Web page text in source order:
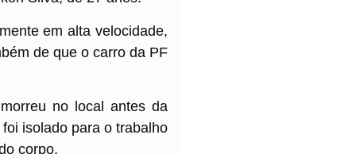
em alta velocidade,
de que o carro da PF
no local antes da
isolado para o trabalho
corpo.